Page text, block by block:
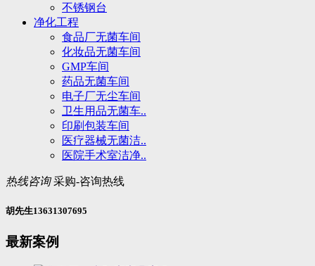
不锈钢台
净化工程
食品厂无菌车间
化妆品无菌车间
GMP车间
药品无菌车间
电子厂无尘车间
卫生用品无菌车..
印刷包装车间
医疗器械无菌洁..
医院手术室洁净..
热线咨询 采购-咨询热线
胡先生13631307695
最新案例